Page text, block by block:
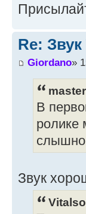
Re:
Giordano»
В
ролике
Звук